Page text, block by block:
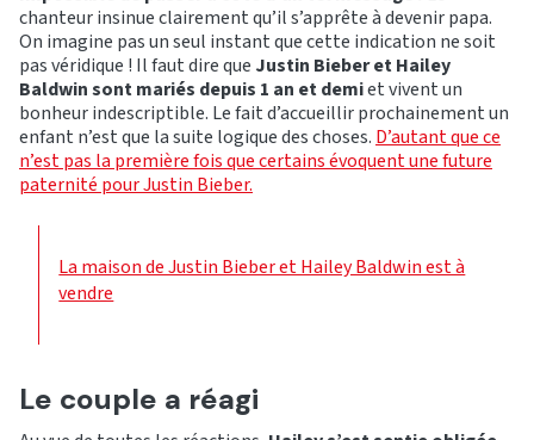
chanteur insinue clairement qu’il s’apprête à devenir papa.
On imagine pas un seul instant que cette indication ne soit
pas véridique ! Il faut dire que Justin Bieber et Hailey
Baldwin sont mariés depuis 1 an et demiet vivent un
bonheur indescriptible. Le fait d’accueillir prochainement un
enfant n’est que la suite logique des choses. D’autant que ce
n’est pas la première fois que certains évoquent une future
paternité pour Justin Bieber.
La maison de Justin Bieber et Hailey Baldwin est à
vendre
Le couple a réagi